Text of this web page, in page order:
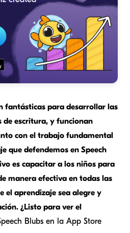
fantásticas para desarrollar las
de escritura, y funcionan
con el trabajo fundamental
que defendemos en Speech
es capacitar a los niños para
manera efectiva en todas las
el aprendizaje sea alegre y
¿Listo para ver el
Blubs en la App Store